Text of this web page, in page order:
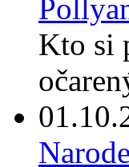
Kto si